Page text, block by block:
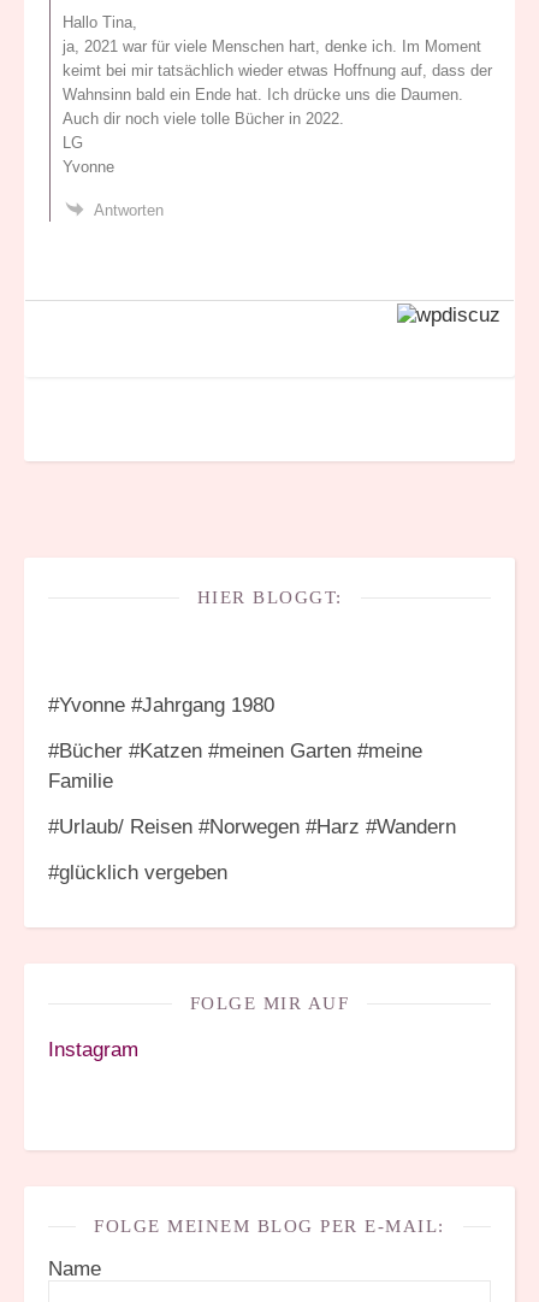
Hallo Tina,
ja, 2021 war für viele Menschen hart, denke ich. Im Moment
keimt bei mir tatsächlich wieder etwas Hoffnung auf, dass der
Wahnsinn bald ein Ende hat. Ich drücke uns die Daumen.
Auch dir noch viele tolle Bücher in 2022.
LG
Yvonne
Antworten
HIER BLOGGT:
#Yvonne #Jahrgang 1980
#Bücher #Katzen #meinen Garten #meine
Familie
#Urlaub/ Reisen #Norwegen #Harz #Wandern
#glücklich vergeben
FOLGE MIR AUF
Instagram
FOLGE MEINEM BLOG PER E-MAIL:
Name